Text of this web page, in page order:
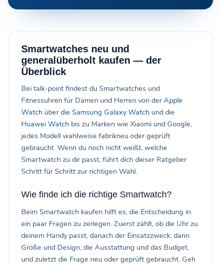
Smartwatches neu und
generalüberholt kaufen — der
Überblick
Bei talk-point findest du Smartwatches und
Fitnessuhren für Damen und Herren von der Apple
Watch über die Samsung Galaxy Watch und die
Huawei Watch bis zu Marken wie Xiaomi und Google,
jedes Modell wahlweise fabrikneu oder geprüft
gebraucht. Wenn du noch nicht weißt, welche
Smartwatch zu dir passt, führt dich dieser Ratgeber
Schritt für Schritt zur richtigen Wahl.
Wie finde ich die richtige Smartwatch?
Beim Smartwatch kaufen hilft es, die Entscheidung in
ein paar Fragen zu zerlegen. Zuerst zählt, ob die Uhr zu
deinem Handy passt, danach der Einsatzzweck, dann
Größe und Design, die Ausstattung und das Budget,
und zuletzt die Frage neu oder geprüft gebraucht. Geh